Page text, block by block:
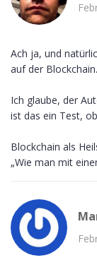
Ach ja, und
auf der
Ich glaube, der
ist das ein Test,
Blockchain als
„Wie man mit